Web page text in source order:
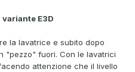
variante E3D
la lavatrice e subito dopo
"pezzo" fuori. Con le lavatrici
attenzione che il livello